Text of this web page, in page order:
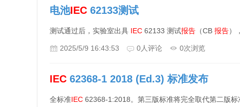
电池IEC 62133测试
测试通过后，实验室出具 IEC 62133 测试报告 （CB 报告）
2025/5/9 16:43:53 0人评论 0次浏览
IEC 62368-1 2018 (Ed.3) 标准发布
全标准IEC 62368-1:2018。第三版标准将完全取代第二版标